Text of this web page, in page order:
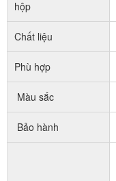
hộp
Chất liệu
Phù hợp
Màu sắc
Bảo hành